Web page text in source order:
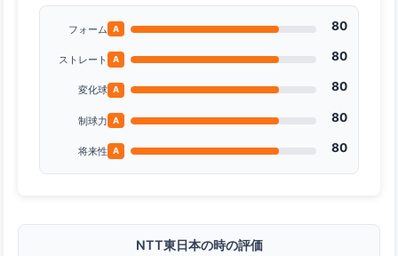
フォーム A 80
ストレート A 80
変化球 A 80
制球力 A 80
将来性 A 80
NTT東日本の時の評価